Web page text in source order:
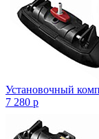
Установочный
7 280 p